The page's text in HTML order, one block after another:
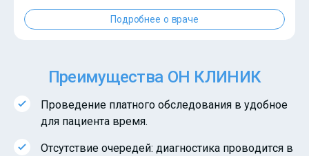
Подробнее о враче
Преимущества ОН КЛИНИК
Проведение платного обследования в удобное
для пациента время.
Отсутствие очередей: диагностика проводится в